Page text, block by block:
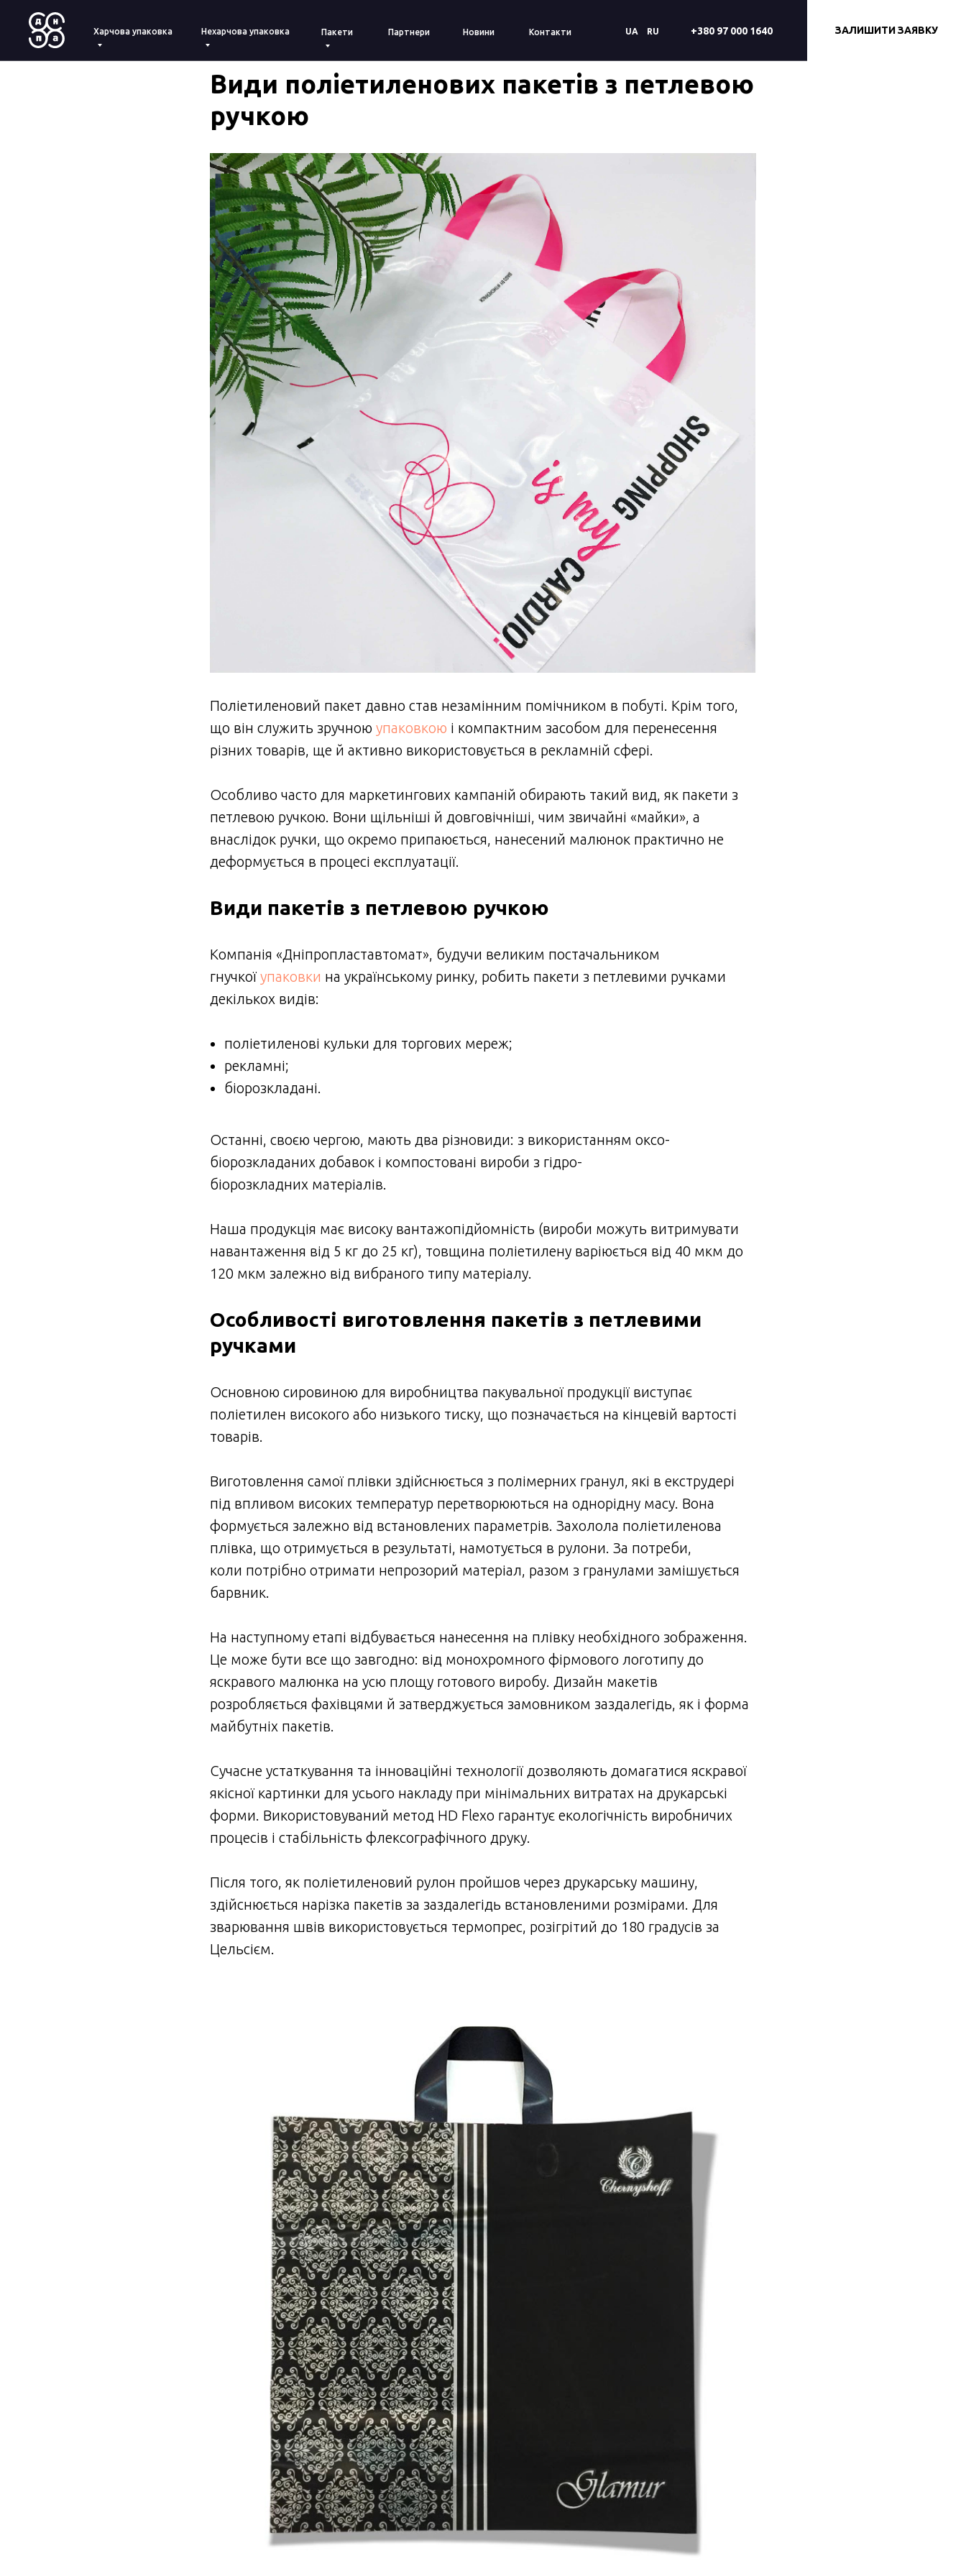
ЗАЛИШИТИ ЗАЯВКУ
Харчова упаковка Партнери Новини Контакти +380 97 000 1640
RU
UA
Нехарчова упаковка Пакети
Види поліетиленових пакетів з петлевою
ручкою
Поліетиленовий пакет давно став незамінним помічником в побуті. Крім того,
що він служить зручною упаковкою і компактним засобом для перенесення
різних товарів, ще й активно використовується в рекламній сфері.
Особливо часто для маркетингових кампаній обирають такий вид, як пакети з
петлевою ручкою. Вони щільніші й довговічніші, чим звичайні «майки», а
внаслідок ручки, що окремо припаюється, нанесений малюнок практично не
деформується в процесі експлуатації.
Види пакетів з петлевою ручкою
Компанія «Дніпропластавтомат», будучи великим постачальником
гнучкої упаковки на українському ринку, робить пакети з петлевими ручками
декількох видів:
поліетиленові кульки для торгових мереж;
рекламні;
біорозкладані.
Останні, своєю чергою, мають два різновиди: з використанням оксо-
біорозкладаних добавок і компостовані вироби з гідро-
біорозкладних матеріалів.
Наша продукція має високу вантажопідйомність (вироби можуть витримувати
навантаження від 5 кг до 25 кг), товщина поліетилену варіюється від 40 мкм до
120 мкм залежно від вибраного типу матеріалу.
Особливості виготовлення пакетів з петлевими
ручками
Основною сировиною для виробництва пакувальної продукції виступає
поліетилен високого або низького тиску, що позначається на кінцевій вартості
товарів.
Виготовлення самої плівки здійснюється з полімерних гранул, які в екструдері
під впливом високих температур перетворюються на однорідну масу. Вона
формується залежно від встановлених параметрів. Захолола поліетиленова
плівка, що отримується в результаті, намотується в рулони. За потреби,
коли потрібно отримати непрозорий матеріал, разом з гранулами замішується
барвник.
На наступному етапі відбувається нанесення на плівку необхідного зображення.
Це може бути все що завгодно: від монохромного фірмового логотипу до
яскравого малюнка на усю площу готового виробу. Дизайн макетів
розробляється фахівцями й затверджується замовником заздалегідь, як і форма
майбутніх пакетів.
Сучасне устаткування та інноваційні технології дозволяють домагатися яскравої
якісної картинки для усього накладу при мінімальних витратах на друкарські
форми. Використовуваний метод HD Flexo гарантує екологічність виробничих
процесів і стабільність флексографічного друку.
Після того, як поліетиленовий рулон пройшов через друкарську машину,
здійснюється нарізка пакетів за заздалегідь встановленими розмірами. Для
зварювання швів використовується термопрес, розігрітий до 180 градусів за
Цельсієм.